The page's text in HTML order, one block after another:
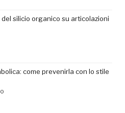
silicio organico su articolazioni
come prevenirla con lo stile